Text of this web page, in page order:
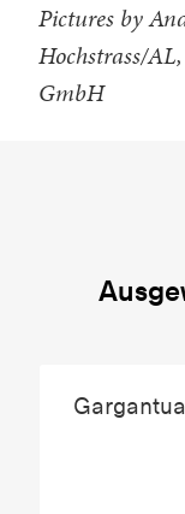
Pictures by
Hochstrass/
GmbH
Gargantua